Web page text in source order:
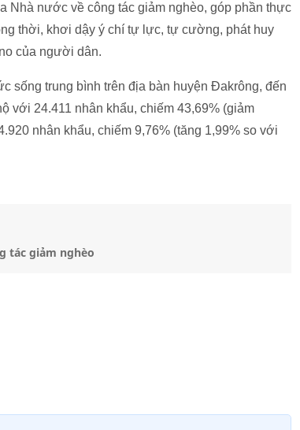
Nhà nước về công tác giảm nghèo, góp phần thực
thời, khơi dậy ý chí tự lực, tự cường, phát huy
của người dân.
sống trung bình trên địa bàn huyện Đakrông, đến
với 24.411 nhân khẩu, chiếm 43,69% (giảm
nhân khẩu, chiếm 9,76% (tăng 1,99% so với
tác giảm nghèo